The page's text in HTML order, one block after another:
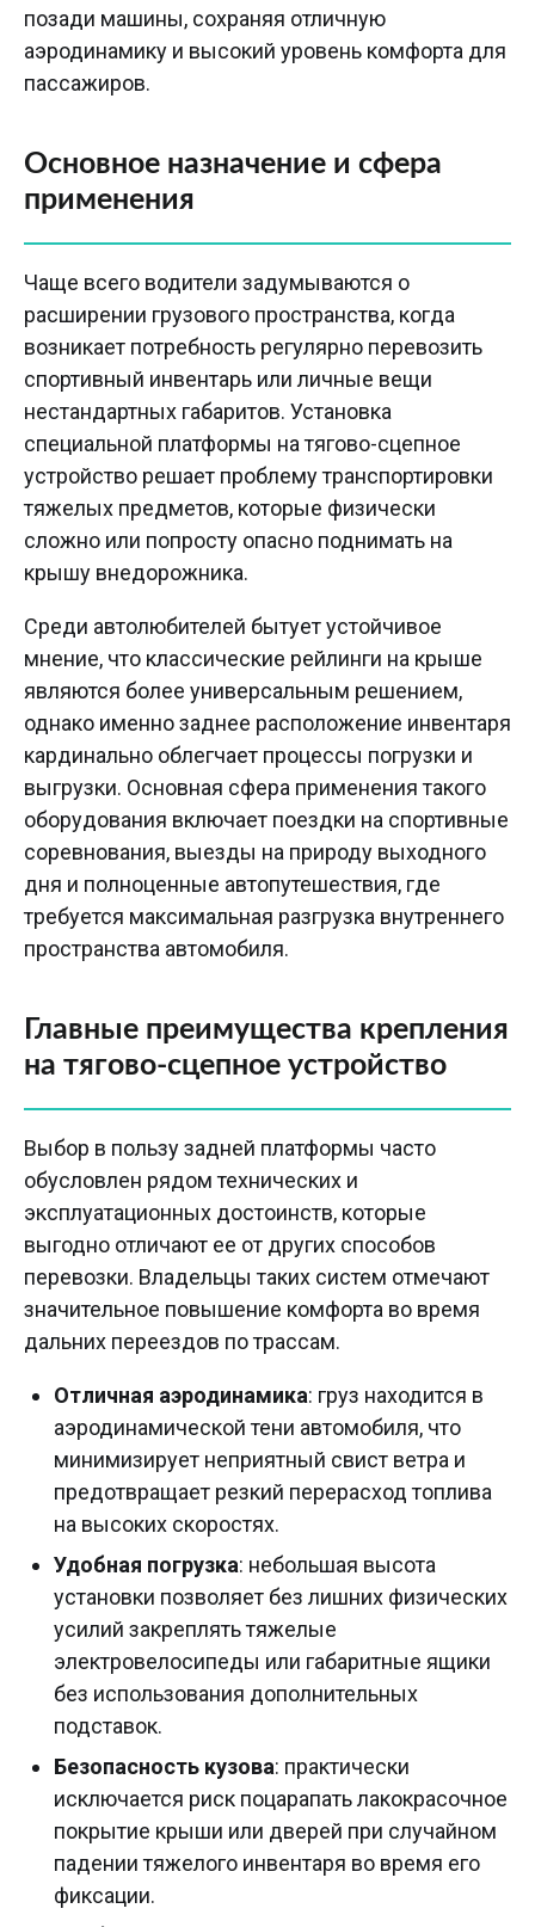
позади машины, сохраняя отличную
аэродинамику и высокий уровень комфорта для
пассажиров.
Основное назначение и сфера
применения
Чаще всего водители задумываются о
расширении грузового пространства, когда
возникает потребность регулярно перевозить
спортивный инвентарь или личные вещи
нестандартных габаритов. Установка
специальной платформы на тягово-сцепное
устройство решает проблему транспортировки
тяжелых предметов, которые физически
сложно или попросту опасно поднимать на
крышу внедорожника.
Среди автолюбителей бытует устойчивое
мнение, что классические рейлинги на крыше
являются более универсальным решением,
однако именно заднее расположение инвентаря
кардинально облегчает процессы погрузки и
выгрузки. Основная сфера применения такого
оборудования включает поездки на спортивные
соревнования, выезды на природу выходного
дня и полноценные автопутешествия, где
требуется максимальная разгрузка внутреннего
пространства автомобиля.
Главные преимущества крепления
на тягово-сцепное устройство
Выбор в пользу задней платформы часто
обусловлен рядом технических и
эксплуатационных достоинств, которые
выгодно отличают ее от других способов
перевозки. Владельцы таких систем отмечают
значительное повышение комфорта во время
дальних переездов по трассам.
Отличная аэродинамика: груз находится в
аэродинамической тени автомобиля, что
минимизирует неприятный свист ветра и
предотвращает резкий перерасход топлива
на высоких скоростях.
Удобная погрузка: небольшая высота
установки позволяет без лишних физических
усилий закреплять тяжелые
электровелосипеды или габаритные ящики
без использования дополнительных
подставок.
Безопасность кузова: практически
исключается риск поцарапать лакокрасочное
покрытие крыши или дверей при случайном
падении тяжелого инвентаря во время его
фиксации.